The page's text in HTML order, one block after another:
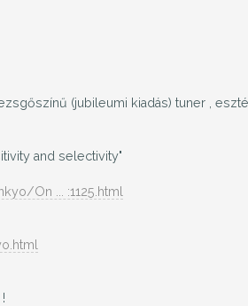
(jubileumi kiadás) tuner ,
and selectivity"
On ... :1125.html